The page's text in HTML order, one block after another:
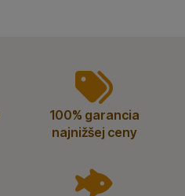
100% garancia
najnižšej ceny